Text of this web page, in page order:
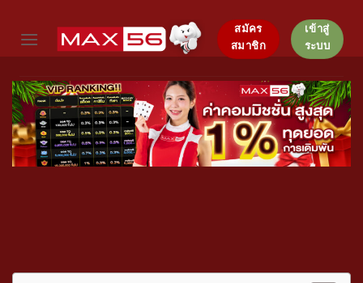
content
สมัคร
สมาชิก
เข้าสู่
ระบบ